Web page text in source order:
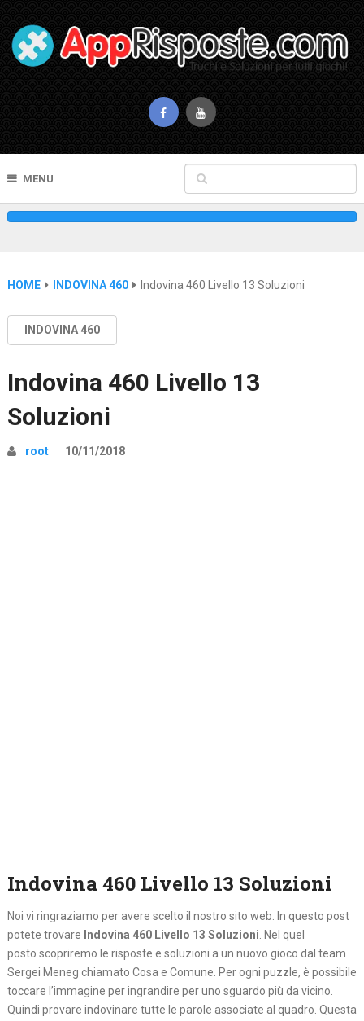
MENU
HOME INDOVINA 460 Indovina 460 Livello 13 Soluzioni
INDOVINA 460
Indovina 460 Livello 13
Soluzioni
root 10/11/2018
Indovina 460 Livello 13 Soluzioni
Noi vi ringraziamo per avere scelto il nostro sito web. In questo post
potete trovare Indovina 460 Livello 13 Soluzioni. Nel quel
posto scopriremo le risposte e soluzioni a un nuovo gioco dal team
Sergei Meneg chiamato Cosa e Comune. Per ogni puzzle, è possibile
toccare l’immagine per ingrandire per uno sguardo più da vicino.
Quindi provare indovinare tutte le parole associate al quadro. Questa